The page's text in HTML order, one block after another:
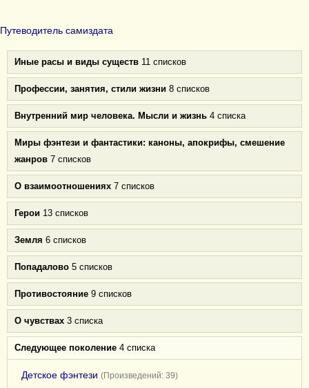
Путеводитель самиздата
Иные расы и виды существ 11 списков
Профессии, занятия, стили жизни 8 списков
Внутренний мир человека. Мысли и жизнь 4 списка
Миры фэнтези и фантастики: каноны, апокрифы, смешение
жанров 7 списков
О взаимоотношениях 7 списков
Герои 13 списков
Земля 6 списков
Попадалово 5 списков
Противостояние 9 списков
О чувствах 3 списка
Следующее поколение 4 списка
Детское фэнтези (Произведений: 39)